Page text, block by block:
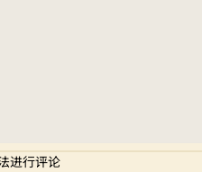
进行评论